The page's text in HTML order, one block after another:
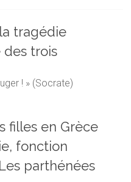
tragédie
des trois
! » (Socrate)
filles en Grèce
fonction
parthénées